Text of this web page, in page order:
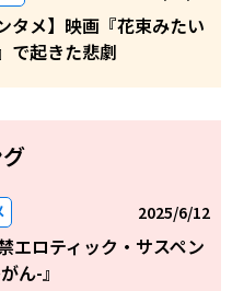
タメ】映画『花束みたい
で起きた悲劇
2025/6/12
エロティック・サスペン
ん-』